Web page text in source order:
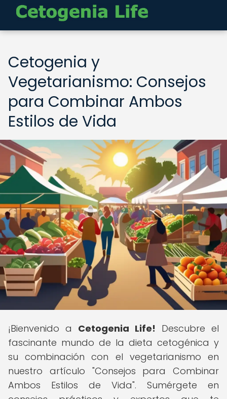
Cetogenia y
Vegetarianismo: Consejos
para Combinar Ambos
Estilos de Vida
¡Bienvenido a Cetogenia Life! Descubre el
fascinante mundo de la dieta cetogénica y
su combinación con el vegetarianismo en
nuestro artículo "Consejos para Combinar
Ambos Estilos de Vida". Sumérgete en